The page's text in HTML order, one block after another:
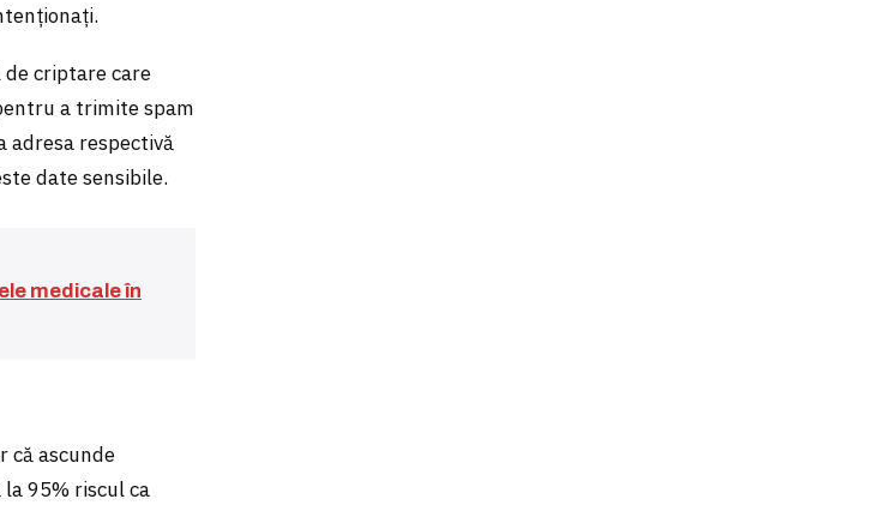
criptare care
a trimite spam
adresa respectivă
date sensibile.
medicale în
că ascunde
95% riscul ca